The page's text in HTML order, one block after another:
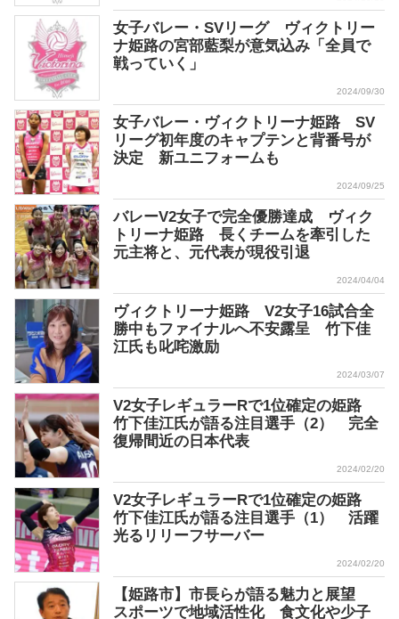
女子バレー・SVリーグ ヴィクトリー
ナ姫路の宮部藍梨が意気込み「全員で
戦っていく」
2024/09/30
女子バレー・ヴィクトリーナ姫路 SV
リーグ初年度のキャプテンと背番号が
決定 新ユニフォームも
2024/09/25
バレーV2女子で完全優勝達成 ヴィク
トリーナ姫路 長くチームを牽引した
元主将と、元代表が現役引退
2024/04/04
ヴィクトリーナ姫路 V2女子16試合全
勝中もファイナルへ不安露呈 竹下佳
江氏も叱咤激励
2024/03/07
V2女子レギュラーRで1位確定の姫路
竹下佳江氏が語る注目選手（2） 完全
復帰間近の日本代表
2024/02/20
V2女子レギュラーRで1位確定の姫路
竹下佳江氏が語る注目選手（1） 活躍
光るリリーフサーバー
2024/02/20
【姫路市】市長らが語る魅力と展望
スポーツで地域活性化 食文化や少子